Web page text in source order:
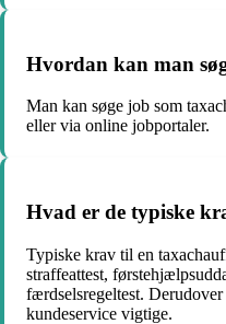
Hvordan kan man
Man kan søge job som
eller via online jobportaler.
Hvad er de typiske
Typiske krav til en
straffeattest,
færdselsregeltest.
kundeservice vigtige.